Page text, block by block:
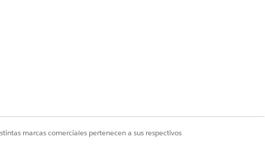
marcas comerciales pertenecen a sus respectivos